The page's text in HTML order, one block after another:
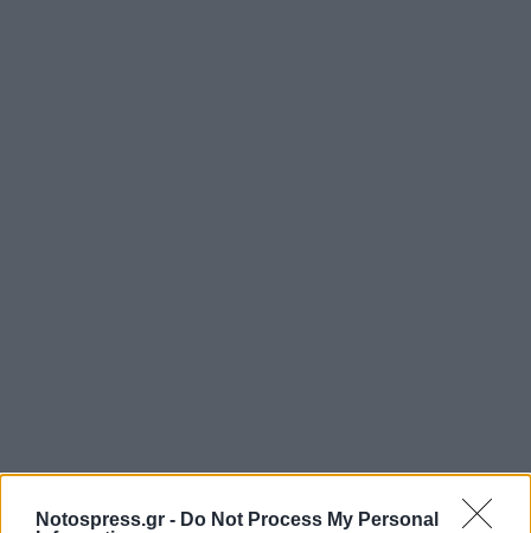
Notospress.gr - Do Not Process My Personal